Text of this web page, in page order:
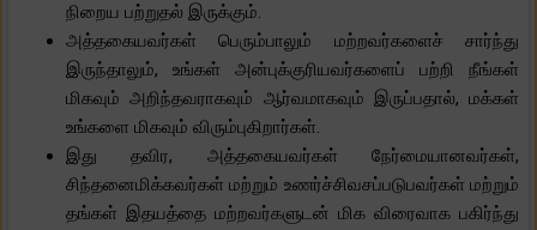
நிறைய பற்றுதல் இருக்கும்.
அத்தகையவர்கள் பெரும்பாலும் மற்றவர்களைச் சார்ந்து
இருந்தாலும், உங்கள் அன்புக்குரியவர்களைப் பற்றி நீங்கள்
மிகவும் அறிந்தவராகவும் ஆர்வமாகவும் இருப்பதால், மக்கள்
உங்களை மிகவும் விரும்புகிறார்கள்.
இது தவிர, அத்தகையவர்கள் நேர்மையானவர்கள்,
சிந்தனைமிக்கவர்கள் மற்றும் உணர்ச்சிவசப்படுபவர்கள் மற்றும்
தங்கள் இதயத்தை மற்றவர்களுடன் மிக விரைவாக பகிர்ந்து